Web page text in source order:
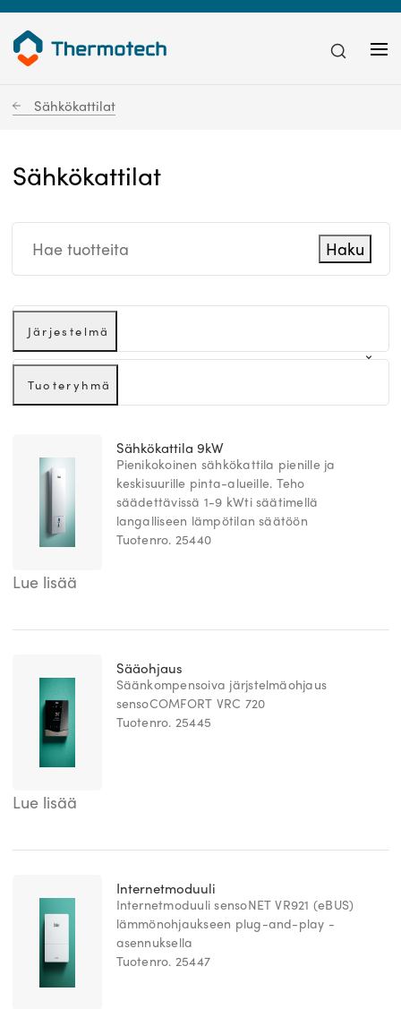
Sähkökattilat
Sähkökattilat
Haku
Järjestelmä
Tuoteryhmä
Sähkökattila 9kW
Pienikokoinen sähkökattila pienille ja
keskisuurille pinta-alueille. Teho
säädettävissä 1-9 kWti säätimellä
langalliseen lämpötilan säätöön
Tuotenro. 25440
Lue lisää
Sääohjaus
Säänkompensoiva järjstelmäohjaus
sensoCOMFORT VRC 720
Tuotenro. 25445
Lue lisää
Internetmoduuli
Internetmoduuli sensoNET VR921 (eBUS)
lämmönohjaukseen plug-and-play -
asennuksella
Tuotenro. 25447